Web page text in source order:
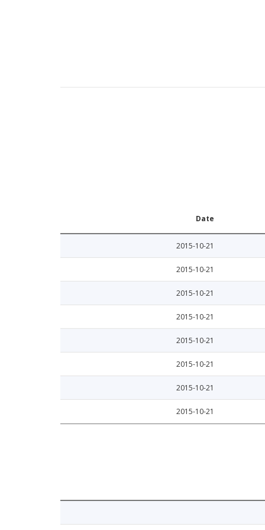
Date
2015-10-21
2015-10-21
2015-10-21
2015-10-21
2015-10-21
2015-10-21
2015-10-21
2015-10-21